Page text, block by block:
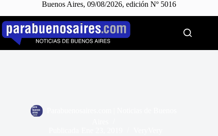
Buenos Aires, 09/08/2026, edición Nº 5016
Saltar
contenido